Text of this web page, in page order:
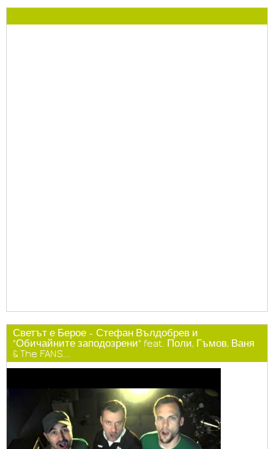
Светът е Берое - Стефан Вълдобрев и
"Обичайните заподозрени" feat. Поли, Гъмов, Ваня
& The FANS...